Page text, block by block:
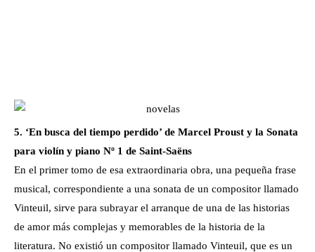
5. ‘En busca del tiempo perdido’ de Marcel Proust y la Sonata
para violín y piano Nº 1 de Saint-Saëns
En el primer tomo de esa extraordinaria obra, una pequeña frase
musical, correspondiente a una sonata de un compositor llamado
Vinteuil, sirve para subrayar el arranque de una de las historias
de amor más complejas y memorables de la historia de la
literatura. No existió un compositor llamado Vinteuil, que es un